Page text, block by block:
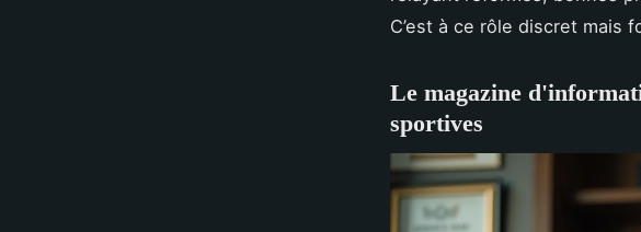
C’est à ce rôle discret mais
Le magazine
sportives